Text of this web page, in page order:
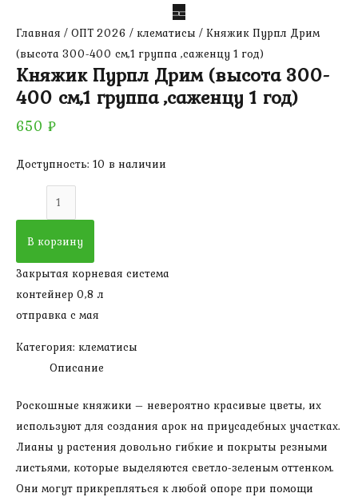
Главная / ОПТ 2026 / клематисы / Княжик Пурпл Дрим
(высота 300-400 см,1 группа ,саженцу 1 год)
Княжик Пурпл Дрим (высота 300-
400 см,1 группа ,саженцу 1 год)
650 ₽
Доступность: 10 в наличии
Количество
товара
Княжик
Дрим
(высота
300-
400
,саженцу
1
год)
В корзину
Закрытая корневая система
контейнер 0,8 л
отправка с мая
Категория: клематисы
Описание
Роскошные княжики – невероятно красивые цветы, их
используют для создания арок на приусадебных участках.
Лианы у растения довольно гибкие и покрыты резными
листьями, которые выделяются светло-зеленым оттенком.
Они могут прикрепляться к любой опоре при помощи